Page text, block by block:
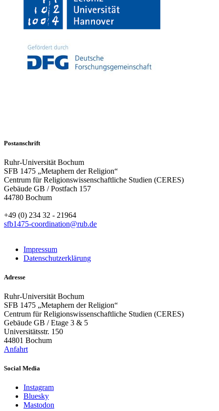
Postanschrift
Ruhr-Universität Bochum
SFB 1475 „Metaphern der Religion“
Centrum für Religionswissenschaftliche Studien (CERES)
Gebäude GB / Postfach 157
44780 Bochum
+49 (0) 234 32 - 21964
sfb1475-coordination@rub.de
Impressum
Datenschutzerklärung
Adresse
Ruhr-Universität Bochum
SFB 1475 „Metaphern der Religion“
Centrum für Religionswissenschaftliche Studien (CERES)
Gebäude GB / Etage 3 & 5
Universitätsstr. 150
44801 Bochum
Anfahrt
Social Media
Instagram
Bluesky
Mastodon